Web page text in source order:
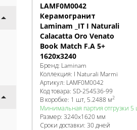
LAMF0M0042
Керамогранит
Laminam _IT I Naturali
Calacatta Oro Venato
Book Match F.A 5+
1620x3240
Бренд: Laminam
Коллекция: I Naturali Marmi
Артикул: LAMF0M0042
Код товара: SD-254536-99
В коробке: 1 шт, 5.2488 м2
Минимальная партия отгрузки 5
Размер: 3240x1620 мм
Сроки доставки: 30 дней